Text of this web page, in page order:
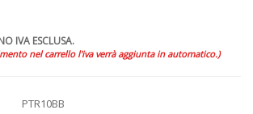
IVA ESCLUSA.
nel carrello l'iva verrà aggiunta in automatico.)
PTR10BB